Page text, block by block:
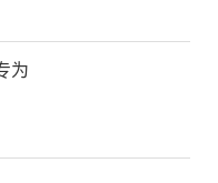
为